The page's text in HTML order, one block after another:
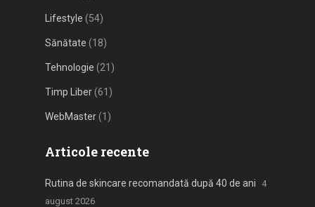
Lifestyle (54)
Sănătate (18)
Tehnologie (21)
Timp Liber(61)
WebMaster(1)
Articole recente
Rutina de skincare recomandată după 40 de ani
4
august 2026